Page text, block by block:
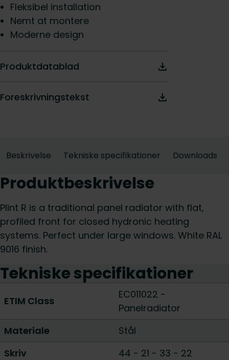
Fleksibel installation
Nemt at montere
Moderne design
Produktdatablad
Foreskrivningstekst
Beskrivelse Tekniske specifikationer Downloads
Produktbeskrivelse
Plint R is a traditional panel radiator with flat,
profiled front for closed hydronic heating
systems. Perfect under large windows. White RAL
9016 finish.
Tekniske specifikationer
ETIM Class
EC011022 -
Panelradiator
Materiale
Stål
Skriv
44 - 21 - 33 - 22